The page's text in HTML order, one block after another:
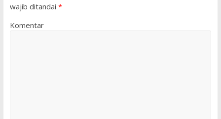
wajib ditandai *
Komentar